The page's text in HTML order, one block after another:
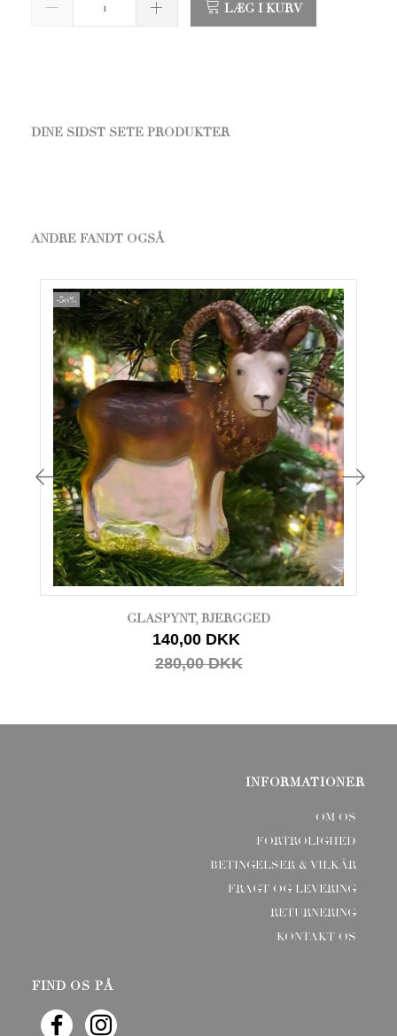
LÆG I KURV
DINE SIDST SETE PRODUKTER
ANDRE FANDT OGSÅ
-50%
GLASPYNT, BJERGGED
140,00 DKK
280,00 DKK
INFORMATIONER
OM OS
FORTROLIGHED
BETINGELSER & VILKÅR
FRAGT OG LEVERING
RETURNERING
KONTAKT OS
FIND OS PÅ